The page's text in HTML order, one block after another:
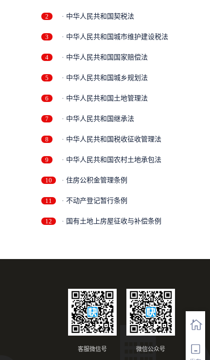
2 · 中华人民共和国契税法
3 · 中华人民共和国城市维护建设税法
4 · 中华人民共和国国家赔偿法
5 · 中华人民共和国城乡规划法
6 · 中华人民共和国土地管理法
7 · 中华人民共和国继承法
8 · 中华人民共和国税收征收管理法
9 · 中华人民共和国农村土地承包法
10 · 住房公积金管理条例
11 · 不动产登记暂行条例
12 · 国有土地上房屋征收与补偿条例
微信公众号
客服微信号